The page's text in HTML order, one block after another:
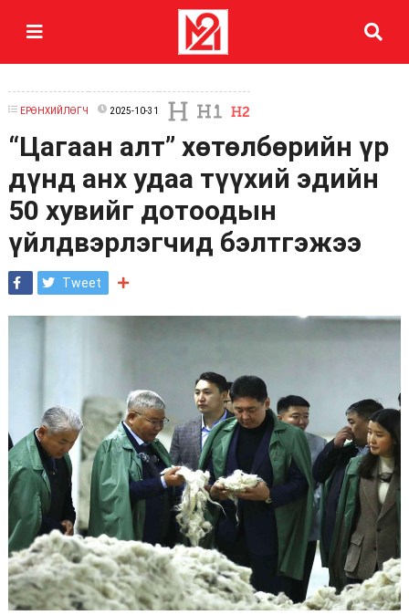
ЕРӨНХИЙЛӨГЧ 2025-10-31
“Цагаан алт” хөтөлбөрийн үр
дүнд анх удаа түүхий эдийн
50 хувийг дотоодын
үйлдвэрлэгчид бэлтгэжээ
Tweet